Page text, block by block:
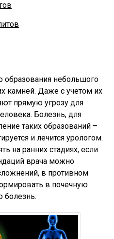
образования небольшого
камней. Даже с учетом их
прямую угрозу для
Болезнь, для
таких образований –
и лечится урологом.
на ранних стадиях, если
врача можно
в противном
в почечную
болезнь.